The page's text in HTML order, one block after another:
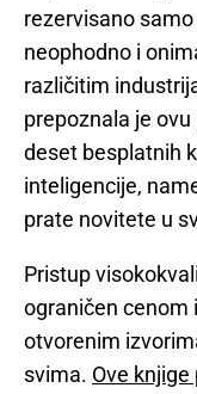
rezervisano
neophodno i
različitim
prepoznala je
deset besplatnih
inteligencije,
prate novitete u
Pristup
ograničen cenom
otvorenim
svima. Ove